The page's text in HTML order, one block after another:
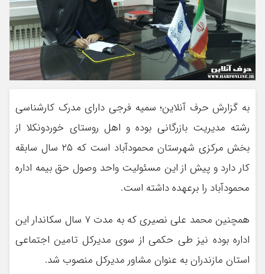
به گزارش حرف آنلاین؛ سمیه فرجی دارای مدرک کارشناسی
رشته مدیریت بازرگانی بوده و اهل روستای خوردونکلا از
بخش مرکزی شهرستان محمودآباد است که ۲۵ سال سابقه
کار دارد و پیش از این مسئولیت واحد وصول حق بیمه اداره
محمودآباد را برعهده داشته است.
همچنین محمد علی نصیری که به مدت ۷ سال سکاندار این
اداره بوده نیز طی حکمی از سوی مدیرکل تامین اجتماعی
استان مازندران به عنوان مشاور مدیرکل منصوب شد.